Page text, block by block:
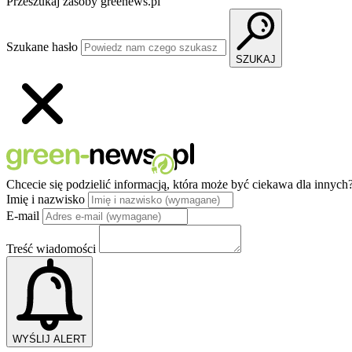
Szukane hasło
SZUKAJ
Chcecie się podzielić informacją, która może być ciekawa dla
Imię i nazwisko
E-mail
Treść wiadomości
WYŚLIJ ALERT